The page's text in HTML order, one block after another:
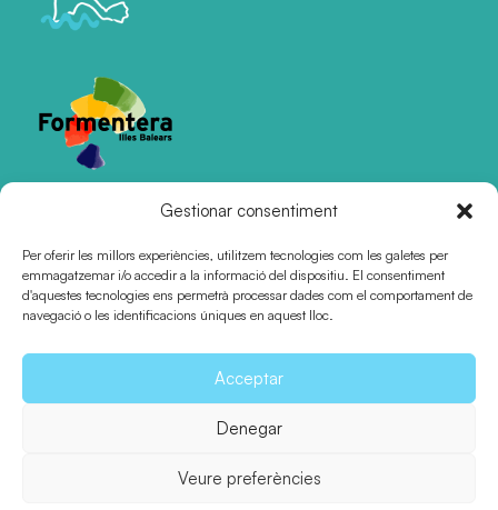
Gestionar consentiment
Per oferir les millors experiències, utilitzem tecnologies com les galetes per
emmagatzemar i/o accedir a la informació del dispositiu. El consentiment
d'aquestes tecnologies ens permetrà processar dades com el comportament de
navegació o les identificacions úniques en aquest lloc.
Acceptar
Denegar
Veure preferències
Pla de desenvolupament turístic
Avís legal
Termes i condicions de compra